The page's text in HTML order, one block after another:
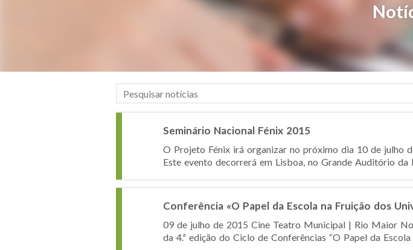
Seminário Nacional Fénix 2015
O Projeto Fénix irá organizar no próximo dia 10 de julho
Este evento decorrerá em Lisboa, no Grande Auditório da
Conferência «O Papel da Escola na Fruição dos
09 de julho de 2015 Cine Teatro Municipal | Rio Maior
da 4.ª edição do Ciclo de Conferências “O Papel da